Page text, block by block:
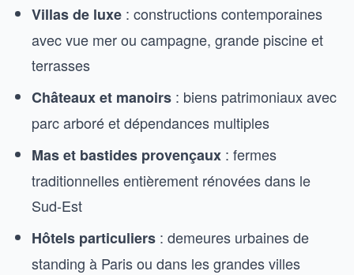
Villas de luxe : constructions contemporaines
avec vue mer ou campagne, grande piscine et
terrasses
Châteaux et manoirs : biens patrimoniaux avec
parc arboré et dépendances multiples
Mas et bastides provençaux : fermes
traditionnelles entièrement rénovées dans le
Sud-Est
Hôtels particuliers : demeures urbaines de
standing à Paris ou dans les grandes villes